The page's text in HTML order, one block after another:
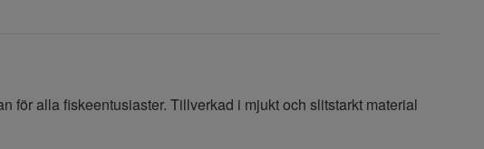
för alla fiskeentusiaster. Tillverkad i mjukt och slitstarkt material